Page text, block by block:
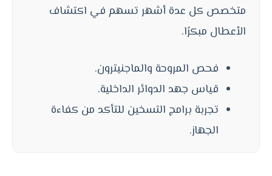
متخصص كل عدة أشهر تسهم في اكتشاف
الأعطال مبكرًا.
فحص المروحة والماجنيترون.
قياس جهد الدوائر الداخلية.
تجربة برامج التسخين للتأكد من كفاءة
الجهاز.